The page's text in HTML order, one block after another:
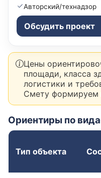
Авторский/технадзор
Обсудить проект
Цены
площади, класса
логистики и
Смету формируем
Ориентиры по
Тип объекта